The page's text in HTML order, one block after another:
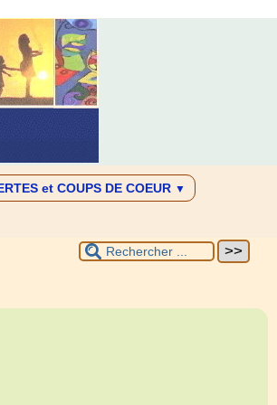
et COUPS DE COEUR ▼